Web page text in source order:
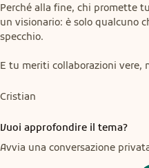
Perché alla fine, chi promette
un visionario: è solo qualcuno
specchio.
E tu meriti collaborazioni vere,
Cristian
Vuoi approfondire il tema?
Avvia una conversazione